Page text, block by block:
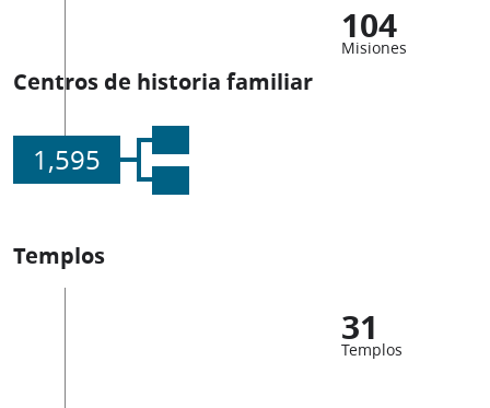
104
Misiones
Centros de historia familiar
1,595
Templos
31
Templos